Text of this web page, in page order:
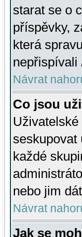
starat se o
příspěvky,
která
nepřispívali
Návrat
Co jsou
seskupovat
každé
nebo jim
Návrat
Jak se